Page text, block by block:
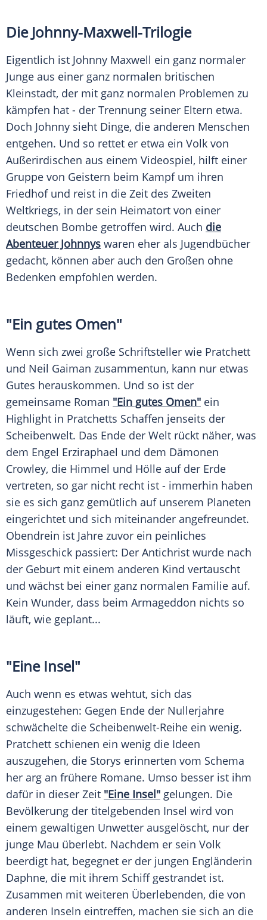
Die Johnny-Maxwell-Trilogie
Eigentlich ist Johnny Maxwell ein ganz normaler
Junge aus einer ganz normalen britischen
Kleinstadt, der mit ganz normalen Problemen zu
kämpfen hat - der Trennung seiner Eltern etwa.
Doch Johnny sieht Dinge, die anderen Menschen
entgehen. Und so rettet er etwa ein Volk von
Außerirdischen aus einem Videospiel, hilft einer
Gruppe von Geistern beim Kampf um ihren
Friedhofund reist in die Zeit des Zweiten
Weltkriegs, in der sein Heimatort von einer
deutschen Bombe getroffen wird. Auch die
AbenteuerJohnnys waren eher als Jugendbücher
gedacht, können aber auch den Großen ohne
Bedenken empfohlen werden.
"Ein gutes Omen"
Wenn sich zwei große Schriftsteller wie Pratchett
und Neil Gaiman zusammentun, kann nur etwas
Gutes herauskommen. Und so ist der
gemeinsame Roman "Ein gutes Omen" ein
Highlight in Pratchetts Schaffen jenseits der
Scheibenwelt. Das Ende der Welt rückt näher, was
dem Engel Erziraphael und dem Dämonen
Crowley, die Himmel und Hölle auf der Erde
vertreten, so gar nicht recht ist - immerhin haben
sie es sich ganz gemütlich auf unserem Planeten
eingerichtet und sich miteinander angefreundet.
Obendrein ist Jahre zuvor ein peinliches
Missgeschick passiert: Der Antichrist wurde nach
der Geburt mit einem anderen Kind vertauscht
und wächst bei einer ganz normalen Familie auf.
Kein Wunder, dass beim Armageddon nichts so
läuft, wie geplant...
"Eine Insel"
Auch wenn es etwas wehtut, sich das
einzugestehen: Gegen Ende der Nullerjahre
schwächelte die Scheibenwelt-Reihe ein wenig.
Pratchett schienen ein wenig die Ideen
auszugehen, die Storys erinnerten vom Schema
her arg an frühere Romane. Umso besser ist ihm
dafür in dieser Zeit "Eine Insel" gelungen. Die
Bevölkerung der titelgebenden Insel wird von
einem gewaltigen Unwetter ausgelöscht, nur der
junge Mau überlebt. Nachdem er sein Volk
beerdigt hat, begegnet er der jungen Engländerin
Daphne, die mit ihrem Schiff gestrandet ist.
Zusammen mit weiteren Überlebenden, die von
anderen Inseln eintreffen, machen sie sich an die